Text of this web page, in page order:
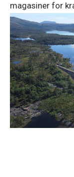
magasiner for